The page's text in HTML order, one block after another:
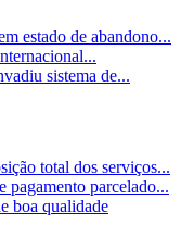
estado de abandono...
sistema de...
total dos serviços...
pagamento parcelado...
boa qualidade